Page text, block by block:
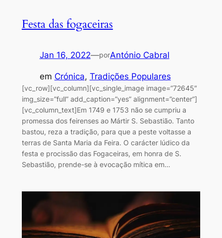
Festa das fogaceiras
Jan 16, 2022—porAntónio Cabral
em Crónica, Tradições Populares
[vc_row][vc_column][vc_single_image image=”72645″
img_size=”full” add_caption=”yes” alignment=”center”]
[vc_column_text]Em 1749 e 1753 não se cumpriu a
promessa dos feirenses ao Mártir S. Sebastião. Tanto
bastou, reza a tradição, para que a peste voltasse a
terras de Santa Maria da Feira. O carácter lúdico da
festa e procissão das Fogaceiras, em honra de S.
Sebastião, prende-se à evocação mítica em…